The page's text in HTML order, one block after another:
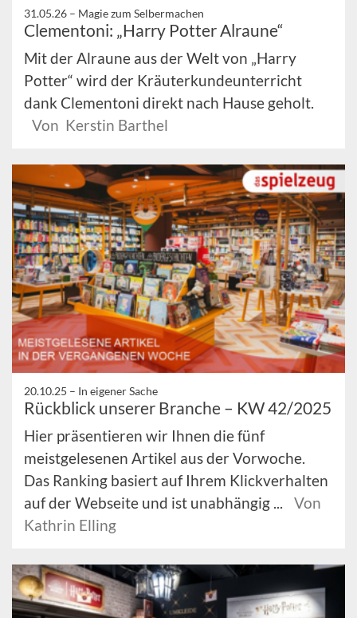
31.05.26 – Magie zum Selbermachen
Clementoni: „Harry Potter Alraune“
Mit der Alraune aus der Welt von „Harry
Potter“ wird der Kräuterkundeunterricht
dank Clementoni direkt nach Hause geholt.
Von Kerstin Barthel
20.10.25 – In eigener Sache
Rückblick unserer Branche – KW 42/2025
Hier präsentieren wir Ihnen die fünf
meistgelesenen Artikel aus der Vorwoche.
Das Ranking basiert auf Ihrem Klickverhalten
auf der Webseite und ist unabhängig ...
Von
Kathrin Elling